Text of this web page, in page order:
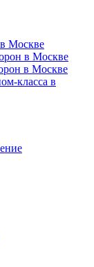
Москве
в Москве
в Москве
класса в